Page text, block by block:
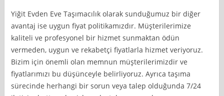
Yiğit Evden Eve Taşımacılık olarak sunduğumuz bir diğer
avantaj ise uygun fiyat politikamızdır. Müşterilerimize
kaliteli ve profesyonel bir hizmet sunmaktan ödün
vermeden, uygun ve rekabetçi fiyatlarla hizmet veriyoruz.
Bizim için önemli olan memnun müşterilerimizdir ve
fiyatlarımızı bu düşünceyle belirliyoruz. Ayrıca taşıma
sürecinde herhangi bir sorun veya talep olduğunda 7/24